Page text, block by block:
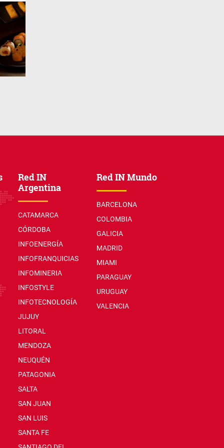
Red IN
Argentina
CATAMARCA
CÓRDOBA
INFOENERGÍA
INFOFRANQUICIAS
INFOMINERIA
INFOSTYLE
INFOTECNOLOGÍA
JUJUY
LITORAL
MENDOZA
NEUQUÉN
PATAGONIA
SALTA
SAN JUAN
SAN LUIS
SANTA FE
Red IN Mundo
BARCELONA
COLOMBIA
GALICIA
MADRID
MIAMI
PARAGUAY
URUGUAY
VALENCIA